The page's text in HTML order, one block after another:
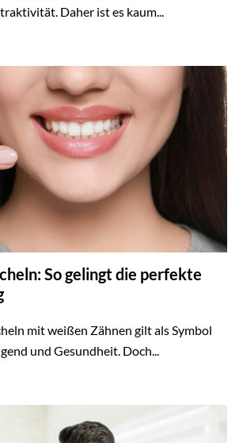
Daher ist es kaum...
So gelingt die perfekte
mit weißen Zähnen gilt als Symbol
und Gesundheit. Doch...